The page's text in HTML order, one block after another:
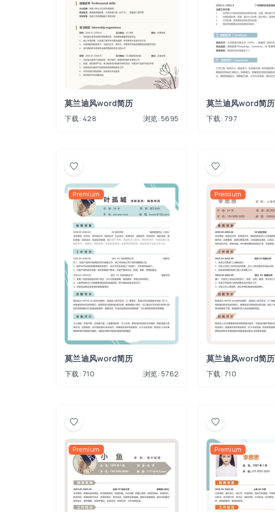
莫兰迪风word简历
下载: 428 浏览: 5695
莫兰迪风word简历
下载: 797
Premium
莫兰迪风word简历
下载: 710 浏览: 5762
Premium
莫兰迪风word简历
下载: 710
Premium Premium